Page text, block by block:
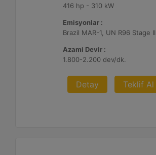
416 hp - 310 kW
Emisyonlar :
Brazil MAR-1, UN R96 Stage
Azami Devir :
1.800-2.200 dev/dk.
Detay Teklif Al